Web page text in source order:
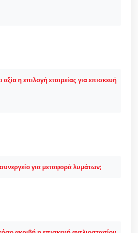
η επιλογή εταιρείας για επισκευή
για μεταφορά λυμάτων;